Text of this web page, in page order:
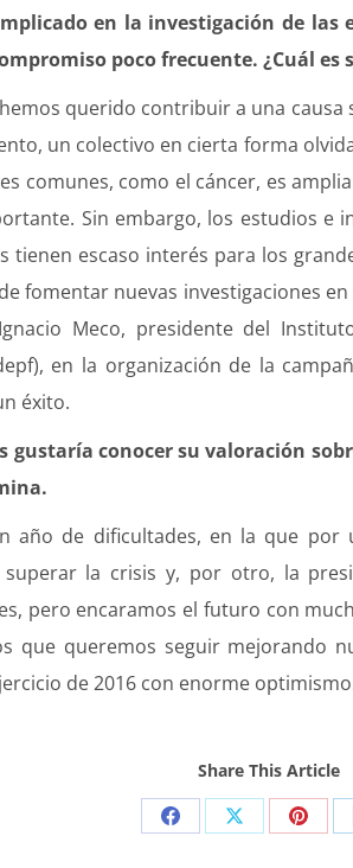
en la investigación de las
poco frecuente. ¿Cuál
querido contribuir a una
un colectivo en cierta forma
comunes, como el cáncer, es
Sin embargo, los estudios e
tienen escaso interés para los
fomentar nuevas investigaciones
Meco, presidente del
en la organización de la
éxito.
gustaría conocer su valoración
año de dificultades, en la que por
superar la crisis y, por otro, la
pero encaramos el futuro con
que queremos seguir mejorando
de 2016 con enorme
Share This Article
Share Share Share